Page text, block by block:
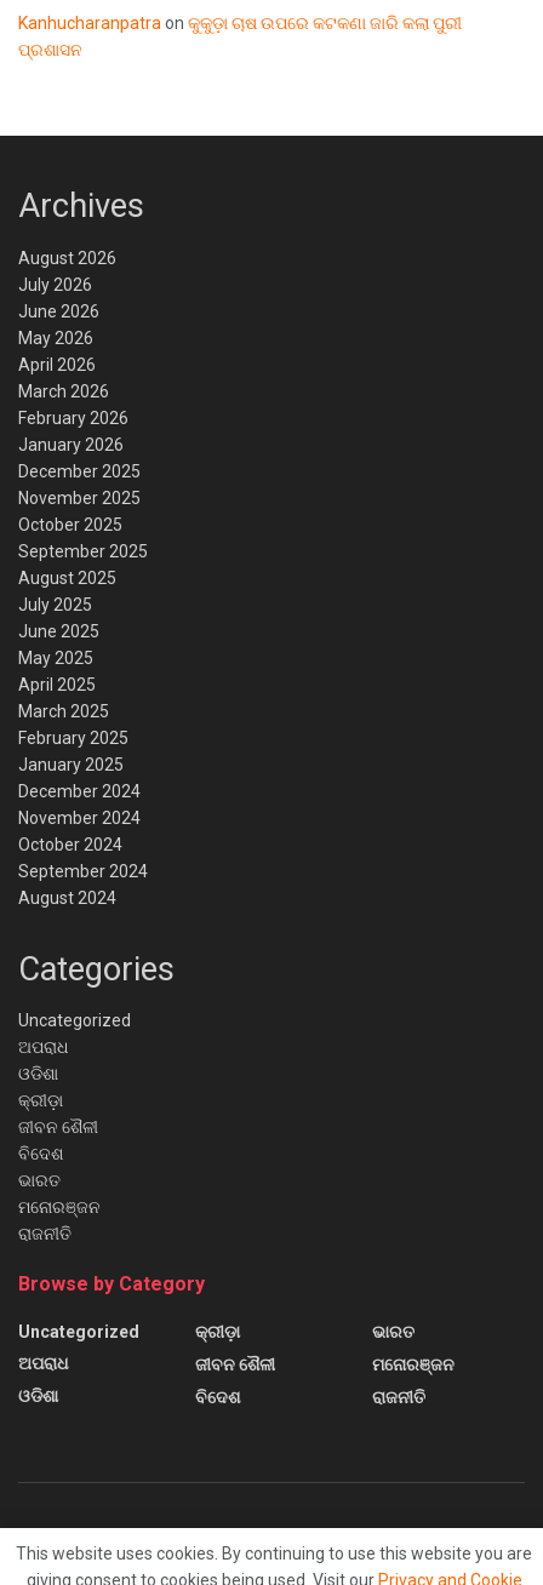
Kanhucharanpatra on କୁକୁଡ଼ା ଚାଷ ଉପରେ କଟକଣା ଜାରି କଲା ପୁରୀ
ପ୍ରଶାସନ
Archives
August 2026
July 2026
June 2026
May 2026
April 2026
March 2026
February 2026
January 2026
December 2025
November 2025
October 2025
September 2025
August 2025
July 2025
June 2025
May 2025
April 2025
March 2025
February 2025
January 2025
December 2024
November 2024
October 2024
September 2024
August 2024
Categories
Uncategorized
ଅପରାଧ
ଓଡିଶା
କ୍ରୀଡ଼ା
ଜୀବନ ଶୈଳୀ
ବିଦେଶ
ଭାରତ
ମନୋରଞ୍ଜନ
ରାଜନୀତି
Browse by Category
Uncategorized
ଅପରାଧ
ଓଡିଶା
କ୍ରୀଡ଼ା
ଜୀବନ ଶୈଳୀ
ବିଦେଶ
ଭାରତ
ମନୋରଞ୍ଜନ
ରାଜନୀତି
Home 4
Home 5 Home 6 Sample Page
This website uses cookies. By continuing to use this website you are
giving consent to cookies being used. Visit our Privacy and Cookie